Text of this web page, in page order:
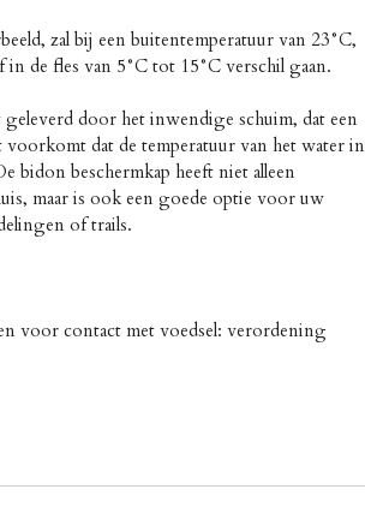
zal bij een buitentemperatuur van 23°C,
de fles van 5°C tot 15°C verschil gaan.
door het inwendige schuim, dat een
voorkomt dat de temperatuur van het water in
bidon beschermkap heeft niet alleen
maar is ook een goede optie voor uw
of trails.
voor contact met voedsel: verordening